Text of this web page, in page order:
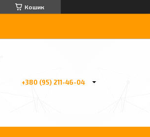
Кошик
+380 (95) 211-46-04